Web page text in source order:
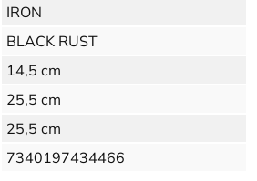
IRON
BLACK RUST
14,5 cm
25,5 cm
25,5 cm
7340197434466